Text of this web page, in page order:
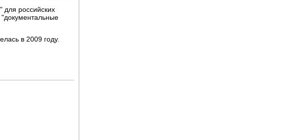
для российских
в 2009 году.